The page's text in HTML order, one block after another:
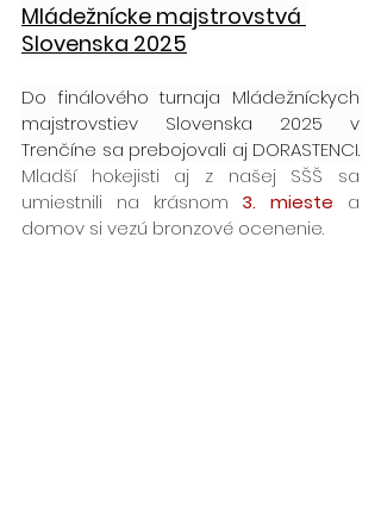
Mládežnícke majstrovstvá
Slovenska 2025
Do finálového turnaja Mládežníckych
majstrovstiev Slovenska 2025 v
Mladší hokejisti aj z našej SŠŠ sa
umiestnili na krásnom 3. mieste a
domov si vezú bronzové ocenenie.